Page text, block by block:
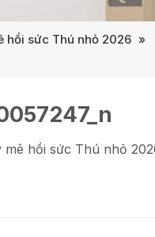
hồi sức Thú nhỏ 2026 »
mê hồi sức Thú nhỏ